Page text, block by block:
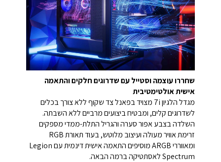
שחררו עוצמה וסטייל עם שדרוגים חלקים והתאמה
אישית אולטימטיבית
מגדל הלגיון 7i מצויד בפאנל צד שקוף ללא צורך בכלים
לשדרוגים קלים, ומבטיח ביצועים מרביים ללא השבתה.
השלדה בצבע אפור סערה והגריל התלת-ממדי מספקים
זרימת אוויר מעולה ועיצוב מלוטש, בעוד תאורת RGB
ומאווררי ARGB מוסיפים התאמה אישית דינמית עם Legion
Spectrum לאסתטיקה ברמה הבאה.